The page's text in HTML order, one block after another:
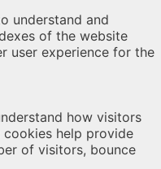
understand and
of the website
user experience for the
how visitors
help provide
of visitors, bounce